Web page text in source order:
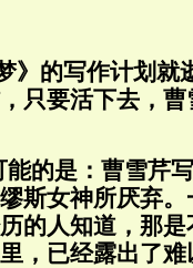
》的写作计划就
只要活下去，
的是：曹雪芹
斯女神所厌弃
的人知道，那
，已经露出了